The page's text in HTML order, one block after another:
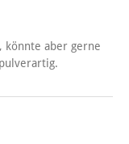
könnte aber gerne